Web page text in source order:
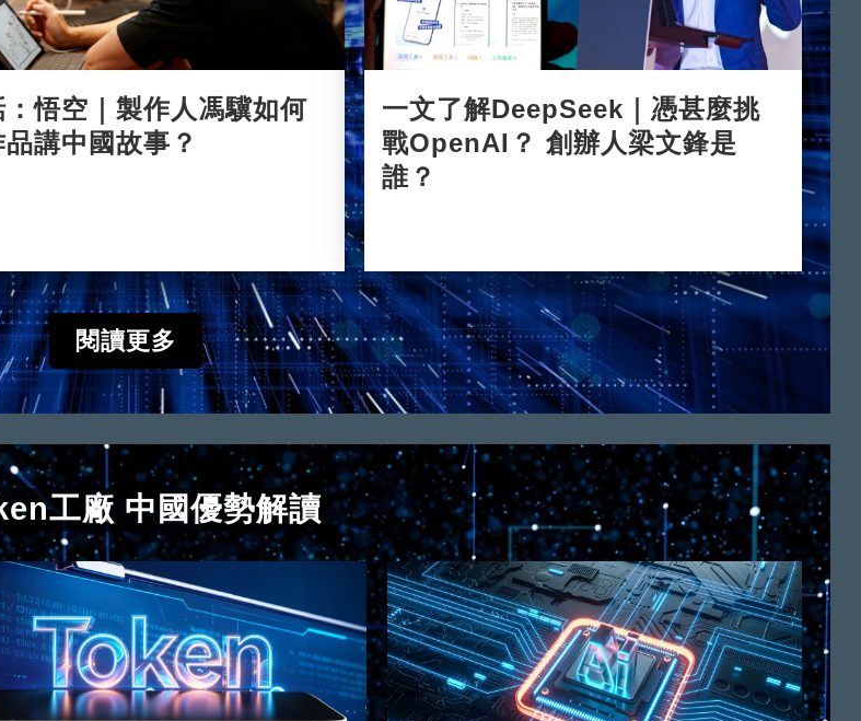
悟空｜製作人馮驥如何
講中國故事？
一文了解DeepSeek｜憑甚麼挑
戰OpenAI？ 創辦人梁文鋒是
誰？
閱讀更多
工廠 中國優勢解讀